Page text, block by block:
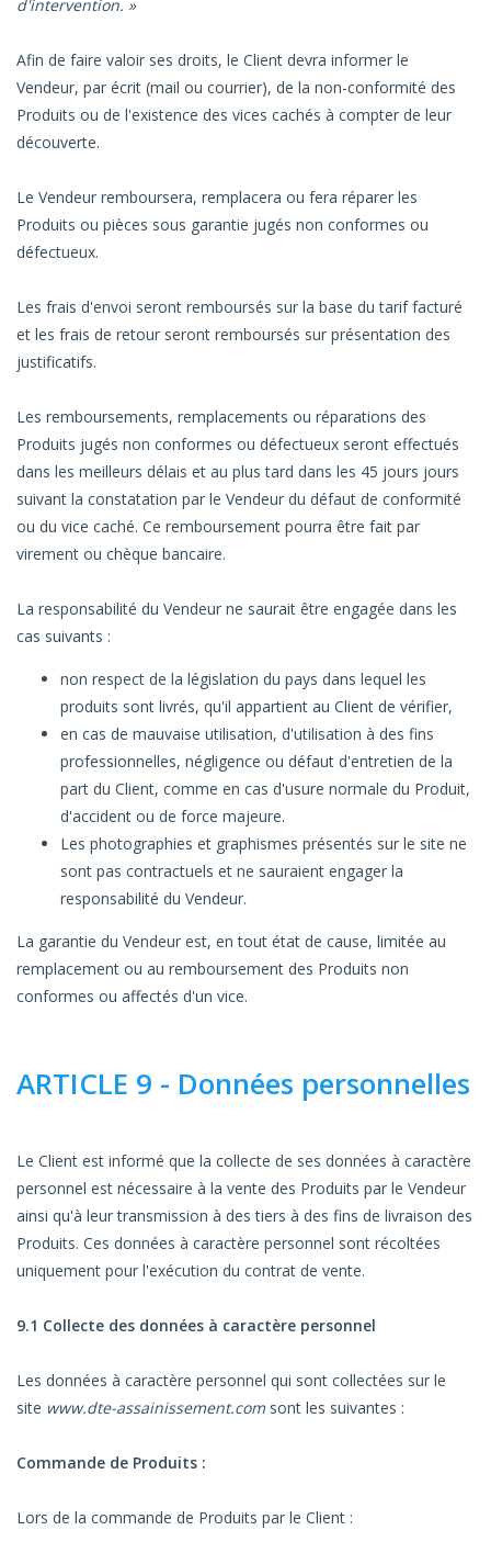
d'intervention. »
Afin de faire valoir ses droits, le Client devra informer le
Vendeur, par écrit (mail ou courrier), de la non-conformité des
Produits ou de l'existence des vices cachés à compter de leur
découverte.
Le Vendeur remboursera, remplacera ou fera réparer les
Produits ou pièces sous garantie jugés non conformes ou
défectueux.
Les frais d'envoi seront remboursés sur la base du tarif facturé
et les frais de retour seront remboursés sur présentation des
justificatifs.
Les remboursements, remplacements ou réparations des
Produits jugés non conformes ou défectueux seront effectués
dans les meilleurs délais et au plus tard dans les 45 jours jours
suivant la constatation par le Vendeur du défaut de conformité
ou du vice caché. Ce remboursement pourra être fait par
virement ou chèque bancaire.
La responsabilité du Vendeur ne saurait être engagée dans les
cas suivants :
non respect de la législation du pays dans lequel les
produits sont livrés, qu'il appartient au Client de vérifier,
en cas de mauvaise utilisation, d'utilisation à des fins
professionnelles, négligence ou défaut d'entretien de la
part du Client, comme en cas d'usure normale du Produit,
d'accident ou de force majeure.
Les photographies et graphismes présentés sur le site ne
sont pas contractuels et ne sauraient engager la
responsabilité du Vendeur.
La garantie du Vendeur est, en tout état de cause, limitée au
remplacement ou au remboursement des Produits non
conformes ou affectés d'un vice.
ARTICLE 9 - Données personnelles
Le Client est informé que la collecte de ses données à caractère
personnel est nécessaire à la vente des Produits par le Vendeur
ainsi qu'à leur transmission à des tiers à des fins de livraison des
Produits. Ces données à caractère personnel sont récoltées
uniquement pour l'exécution du contrat de vente.
9.1 Collecte des données à caractère personnel
Les données à caractère personnel qui sont collectées sur le
site www.dte-assainissement.comsont les suivantes :
Commande de Produits :
Lors de la commande de Produits par le Client :